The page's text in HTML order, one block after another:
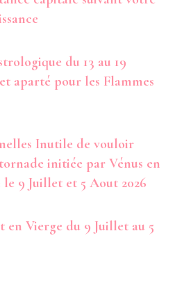
du 13 au 19
aparté pour les Flammes
Inutile de vouloir
initiée par Vénus en
9 Juillet et 5 Aout 2026
en Vierge du 9 Juillet au 5